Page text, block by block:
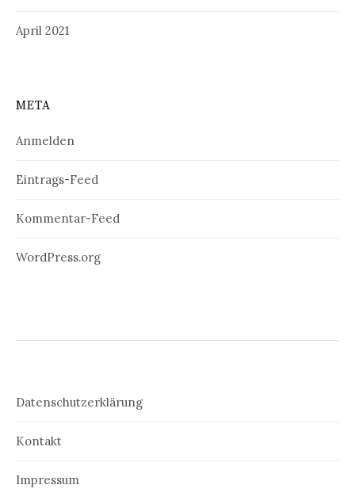
April 2021
META
Anmelden
Eintrags-Feed
Kommentar-Feed
WordPress.org
Datenschutzerklärung
Kontakt
Impressum